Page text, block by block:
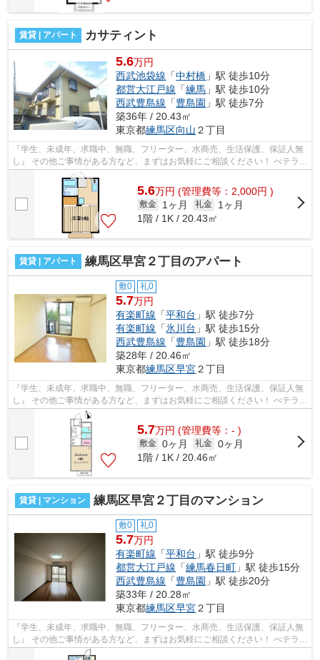
賃貸 | アパート カサティント
5.6万円
西武池袋線 「中村橋 」駅 徒歩10分
都営大江戸線 「練馬 」駅 徒歩10分
西武豊島線 「豊島園 」駅 徒歩7分
築36年 / 20.43㎡
東京都練馬区向山 ２丁目
『学生、未成年、求職中、無職、フリーター、水商売、生活保護、保証人無
し』 その他ご事情がある方など、まずはお気軽にご相談ください！ べテラン
スタッフが対応致しますのでご希望...
5.6万円 (管理費等：2,000円 )
敷金 1ヶ月 礼金
1ヶ月
1階 / 1K / 20.43㎡
賃貸 | アパート 練馬区早宮２丁目のアパート
敷0 礼0
5.7万円
有楽町線 「平和台 」駅 徒歩7分
有楽町線 「氷川台 」駅 徒歩15分
西武豊島線 「豊島園 」駅 徒歩18分
築28年 / 20.46㎡
東京都練馬区早宮２丁目
『学生、未成年、求職中、無職、フリーター、水商売、生活保護、保証人無
し』 その他ご事情がある方など、まずはお気軽にご相談ください！ べテラン
スタッフが対応致しますのでご希望...
5.7万円 (管理費等：- )
敷金 0ヶ月 礼金 0ヶ月
1階 / 1K / 20.46㎡
賃貸 | マンション 練馬区早宮２丁目のマンション
敷0 礼0
5.7万円
有楽町線 「平和台 」駅 徒歩9分
都営大江戸線 「練馬春日町 」駅 徒歩15分
西武豊島線 「豊島園 」駅 徒歩20分
築33年 / 20.28㎡
東京都練馬区早宮２丁目
『学生、未成年、求職中、無職、フリーター、水商売、生活保護、保証人無
し』 その他ご事情がある方など、まずはお気軽にご相談ください！ べテラン
スタッフが対応致しますのでご希望...